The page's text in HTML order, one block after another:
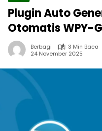
Plugin Auto
Otomatis WPY-
Berbagi
3 Min Baca
24 November 2025